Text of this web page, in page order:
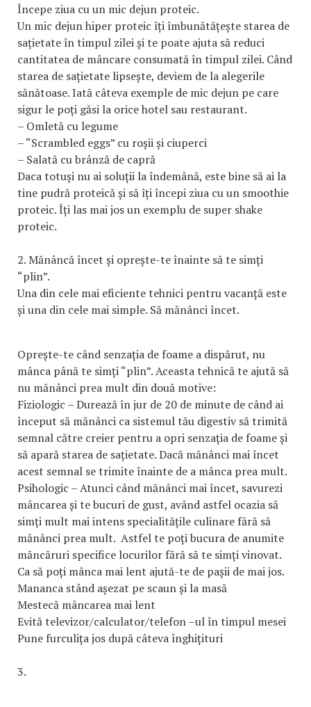
Începe ziua cu un mic dejun proteic.
Un mic dejun hiper proteic îți îmbunătățește starea de
sațietate în timpul zilei și te poate ajuta să reduci
cantitatea de mâncare consumată în timpul zilei. Când
starea de sațietate lipsește, deviem de la alegerile
sănătoase. Iată câteva exemple de mic dejun pe care
sigur le poți găsi la orice hotel sau restaurant.
– Omletă cu legume
– “Scrambled eggs” cu roșii și ciuperci
– Salată cu brânză de capră
Daca totuși nu ai soluții la îndemână, este bine să ai la
tine pudră proteică și să îți începi ziua cu un smoothie
proteic. Îți las mai jos un exemplu de super shake
proteic.
2. Mănâncă încet și oprește-te înainte să te simți
“plin”.
Una din cele mai eficiente tehnici pentru vacanță este
și una din cele mai simple. Să mănânci încet.
Oprește-te când senzația de foame a dispărut, nu
mânca până te simți “plin”. Aceasta tehnică te ajută să
nu mănânci prea mult din două motive:
Fiziologic – Durează în jur de 20 de minute de când ai
început să mănânci ca sistemul tău digestiv să trimită
semnal către creier pentru a opri senzația de foame și
să apară starea de sațietate. Dacă mănânci mai încet
acest semnal se trimite înainte de a mânca prea mult.
Psihologic – Atunci când mănânci mai încet, savurezi
mâncarea și te bucuri de gust, având astfel ocazia să
simți mult mai intens specialitățile culinare fără să
mănânci prea mult. Astfel te poți bucura de anumite
măncăruri specifice locurilor fără să te simți vinovat.
Ca să poți mânca mai lent ajută-te de pașii de mai jos.
Mananca stând așezat pe scaun și la masă
Mestecă mâncarea mai lent
Evită televizor/calculator/telefon –ul în timpul mesei
Pune furculița jos după câteva înghițituri
3.